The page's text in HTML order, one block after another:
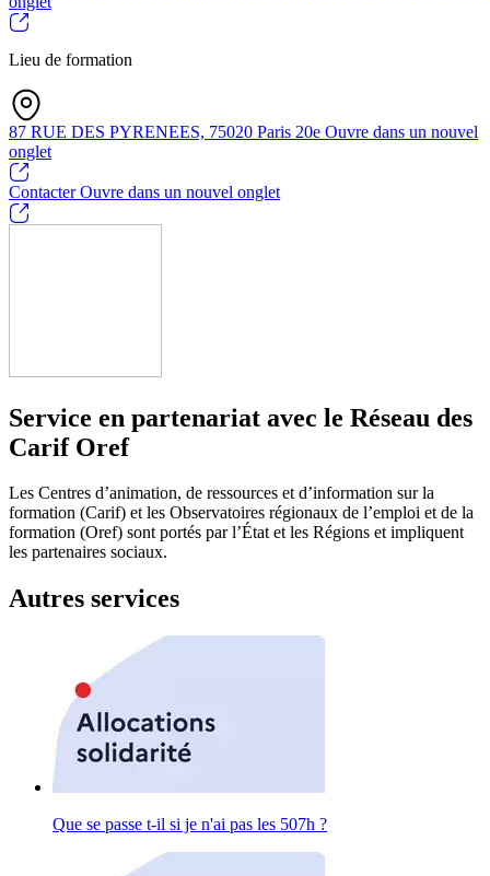
Lieu de formation
87 RUE DES PYRENEES, 75020 Paris 20e Ouvre dans un nouvel
onglet
ContacterOuvre dans un nouvel onglet
Service en partenariat avec le Réseau des
Carif Oref
Les Centres d’animation, de ressources et d’information sur la
formation (Carif) et les Observatoires régionaux de l’emploi et de la
formation (Oref) sont portés par l’État et les Régions et impliquent
les partenaires sociaux.
Autres services
Que se passe t-il si je n'ai pas les 507h ?